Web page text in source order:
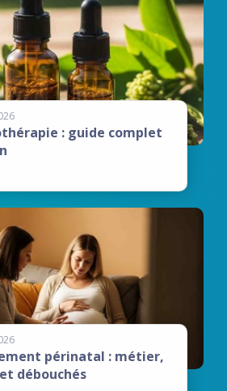
: guide complet
périnatal : métier,
débouchés